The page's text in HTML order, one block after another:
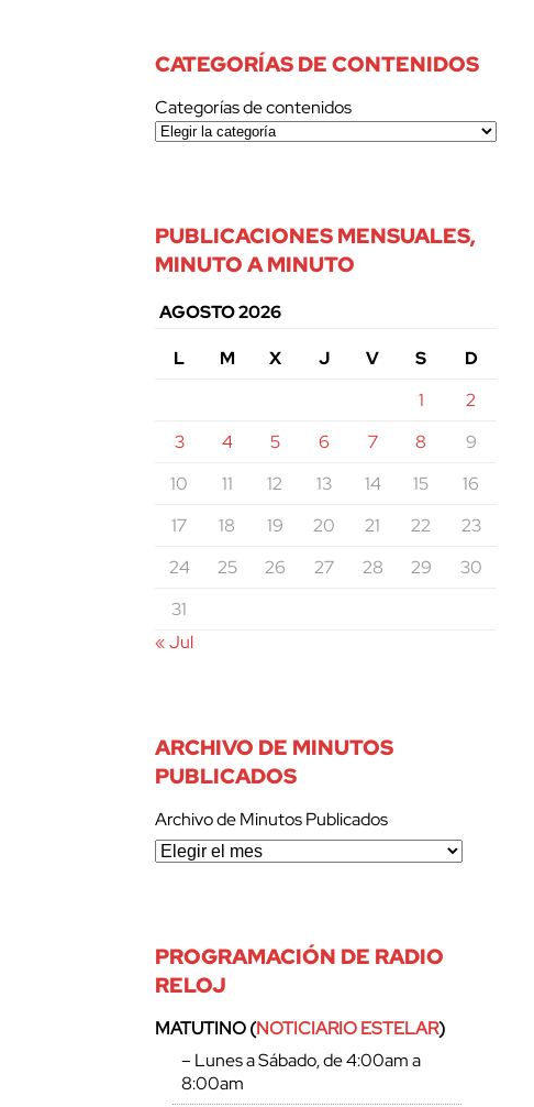
CATEGORÍAS DE CONTENIDOS
Categorías de contenidos
PUBLICACIONES MENSUALES,
MINUTO A MINUTO
AGOSTO 2026
L
M X J V S
D
1
2
3
4 5 6 7 8
9
10
11 12 13 14 15
16
17
18 19 20 21 22
23
24
25 26 27 28 29
30
31
« Jul
ARCHIVO DE MINUTOS
PUBLICADOS
Archivo de Minutos Publicados
PROGRAMACIÓN DE RADIO
RELOJ
MATUTINO (NOTICIARIO ESTELAR)
– Lunes a Sábado, de 4:00am a
8:00am